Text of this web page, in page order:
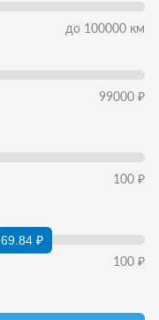
до 100000 км
99000 ₽
100 ₽
69.84 ₽
100 ₽